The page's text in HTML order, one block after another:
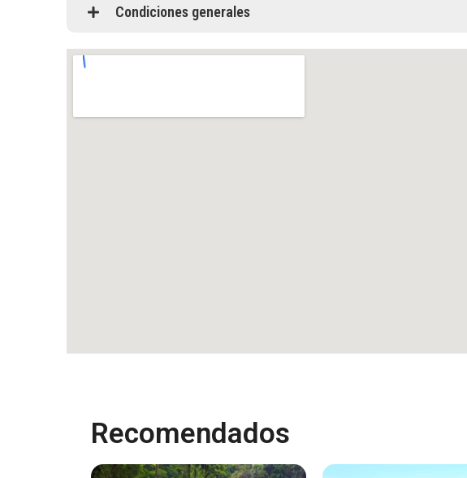
Condiciones generales
Recomendados